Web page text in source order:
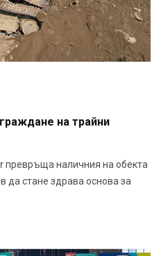
на трайни
превръща наличния на обекта
да стане здрава основа за